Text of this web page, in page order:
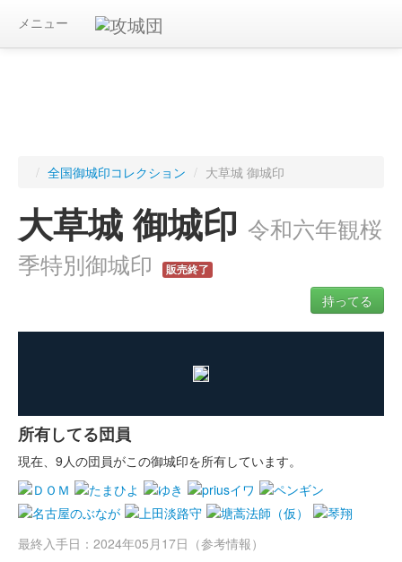
メニュー
/ 全国御城印コレクション / 大草城 御城印
大草城 御城印 令和六年観桜
季特別御城印
販売終了
持ってる
所有してる団員
現在、9人の団員がこの御城印を所有しています。
最終入手日：2024年05月17日（参考情報）